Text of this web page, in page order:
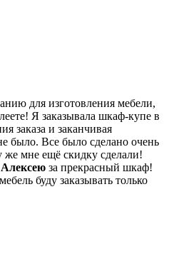
для изготовления мебели,
Я заказывала шкаф-купе в
заказа и заканчивая
было. Все было сделано очень
же мне ещё скидку сделали!
Алексею за прекрасный шкаф!
буду заказывать только